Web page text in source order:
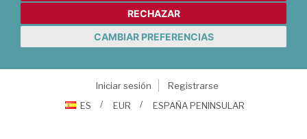
RECHAZAR
CAMBIAR PREFERENCIAS
Iniciar sesión
Registrarse
ES
EUR ESPAÑA PENINSULAR